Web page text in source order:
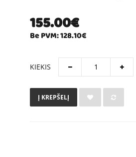
155.00€
Be PVM: 128.10€
KIEKIS
Į KREPŠELĮ